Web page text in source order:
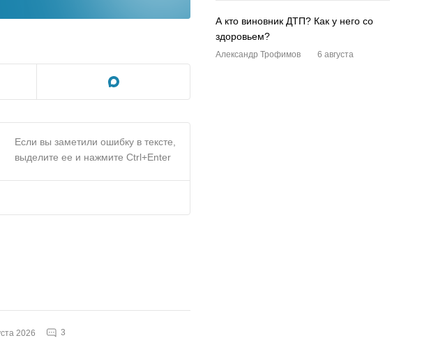
Если вы заметили ошибку в тексте,
выделите ее и нажмите Ctrl+Enter
2026 3
А кто виновник ДТП? Как у него со
здоровьем?
Александр Трофимов 6 августа